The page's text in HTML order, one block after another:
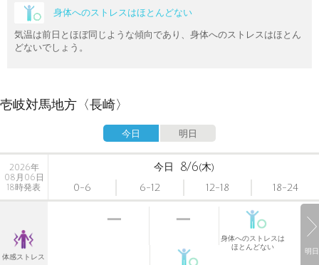
身体へのストレスはほとんどない
気温は前日とほぼ同じような傾向であり、身体へのストレスはほとん
どないでしょう。
壱岐対馬地方〈長崎〉
今日 明日
明日
2026年
08月06日
18時発表
今日 8/6(木)
0-6
6-12 12-18 18-24
体感ストレス
身体へのストレスは
ほとんどない